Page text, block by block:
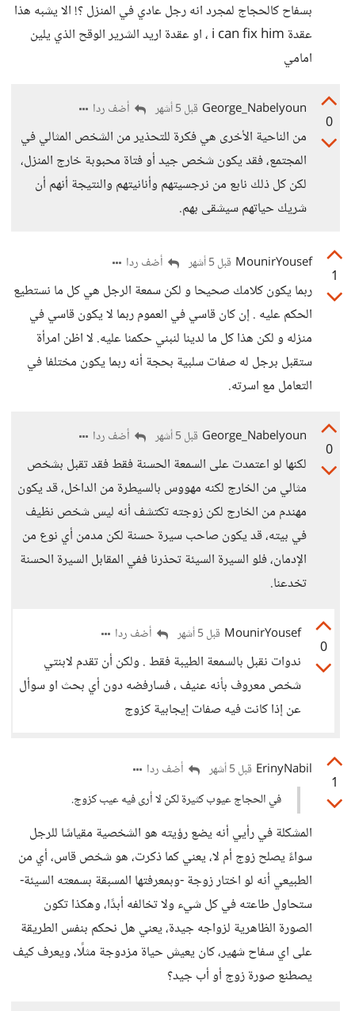
بسفاح كالحجاج لمجرد انه رجل عادي في المنزل ؟! الا يشبه هذا
عقدة i can fix him ، او عقدة اريد الشرير الوقح الذي يلين
امامي
0
George_Nabelyoun قبل 5 أشهر أضف ردا
من الناحية الأخرى هي فكرة للتحذير من الشخص المثالي في
المجتمع، فقد يكون شخص جيد أو فتاة محبوبة خارج المنزل،
لكن كل ذلك نابع من نرجسيتهم وأنانيتهم والنتيجة أنهم أن
شريك حياتهم سيشقى بهم.
1
MounirYousef قبل 5 أشهر أضف ردا
ربما يكون كلامك صحيحا و لكن سمعة الرجل هي كل ما نستطيع
الحكم عليه . إن كان قاسي في العموم ربما لا يكون قاسي في
منزله و لكن هذا كل ما لدينا لنبني حكمنا عليه. لا اظن امرأة
ستقبل برجل له صفات سلبية بحجة أنه ربما يكون مختلفا في
التعامل مع اسرته.
0
George_Nabelyoun قبل 5 أشهر أضف ردا
لكنها لو اعتمدت على السمعة الحسنة فقط فقد تقبل بشخص
مثالي من الخارج لكنه مهووس بالسيطرة من الداخل، قد يكون
مهندم من الخارج لكن زوجته تكتشف أنه ليس شخص نظيف
في بيته، قد يكون صاحب سيرة حسنة لكن مدمن أي نوع من
الإدمان، فلو السيرة السيئة تحذرنا ففي المقابل السيرة الحسنة
تخدعنا.
0
MounirYousef قبل 5 أشهر أضف ردا
ندوات نقبل بالسمعة الطيبة فقط . ولكن أن تقدم لابنتي
شخص معروف بأنه عنيف ، فسارفضه دون أي بحث او سوأل
عن إذا كانت فيه صفات إيجابية كزوج
1
ErinyNabil قبل 5 أشهر
أضف ردا
في الحجاج عيوب كثيرة لكن لا أرى فيه عيب كزوج.
المشكلة في رأيي أنه يضع رؤيته هو الشخصية مقياسًا للرجل
سواءً يصلح زوج أم لا، يعني كما ذكرت، هو شخص قاس، أي من
الطبيعي أنه لو اختار زوجة -وبمعرفتها المسبقة بسمعته السيئة-
ستحاول طاعته في كل شيء ولا تخالفه أبدًا، وهكذا تكون
الصورة الظاهرية لزواجه جيدة، يعني هل نحكم بنفس الطريقة
على اي سفاح شهير، كان يعيش حياة مزدوجة مثلًا، ويعرف كيف
يصطنع صورة زوج أو أب جيد؟